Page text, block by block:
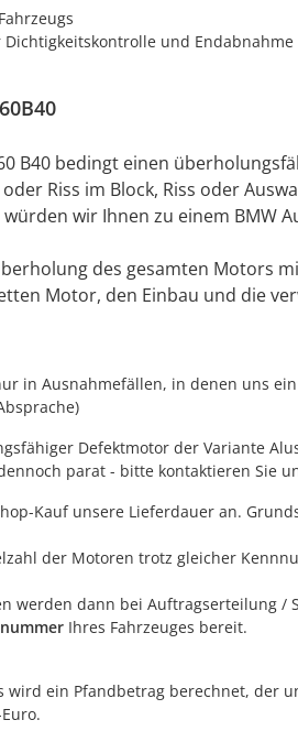
und Endabnahme
B40 bedingt einen
Riss im Block, Riss oder
wir Ihnen zu einem BMW
des gesamten Motors
Motor, den Einbau und die
in Ausnahmefällen, in denen uns
Defektmotor der Variante
parat - bitte kontaktieren Sie
Kauf unsere Lieferdauer an.
der Motoren trotz gleicher
werden dann bei Auftragserteilung
Ihres Fahrzeuges bereit.
wird ein Pfandbetrag berechnet, der